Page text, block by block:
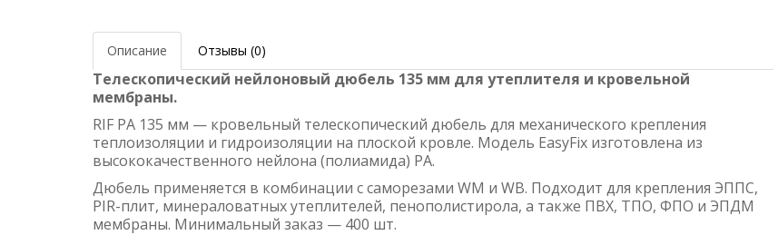
Описание Отзывы (0)
Телескопический нейлоновый дюбель 135 мм для утеплителя и кровельной
мембраны.
RIF PA 135 мм — кровельный телескопический дюбель для механического крепления
теплоизоляции и гидроизоляции на плоской кровле. Модель EasyFix изготовлена из
высококачественного нейлона (полиамида) PA.
Дюбель применяется в комбинации с саморезами WM и WB. Подходит для крепления ЭППС,
PIR-плит, минераловатных утеплителей, пенополистирола, а также ПВХ, ТПО, ФПО и ЭПДМ
мембраны. Минимальный заказ — 400 шт.